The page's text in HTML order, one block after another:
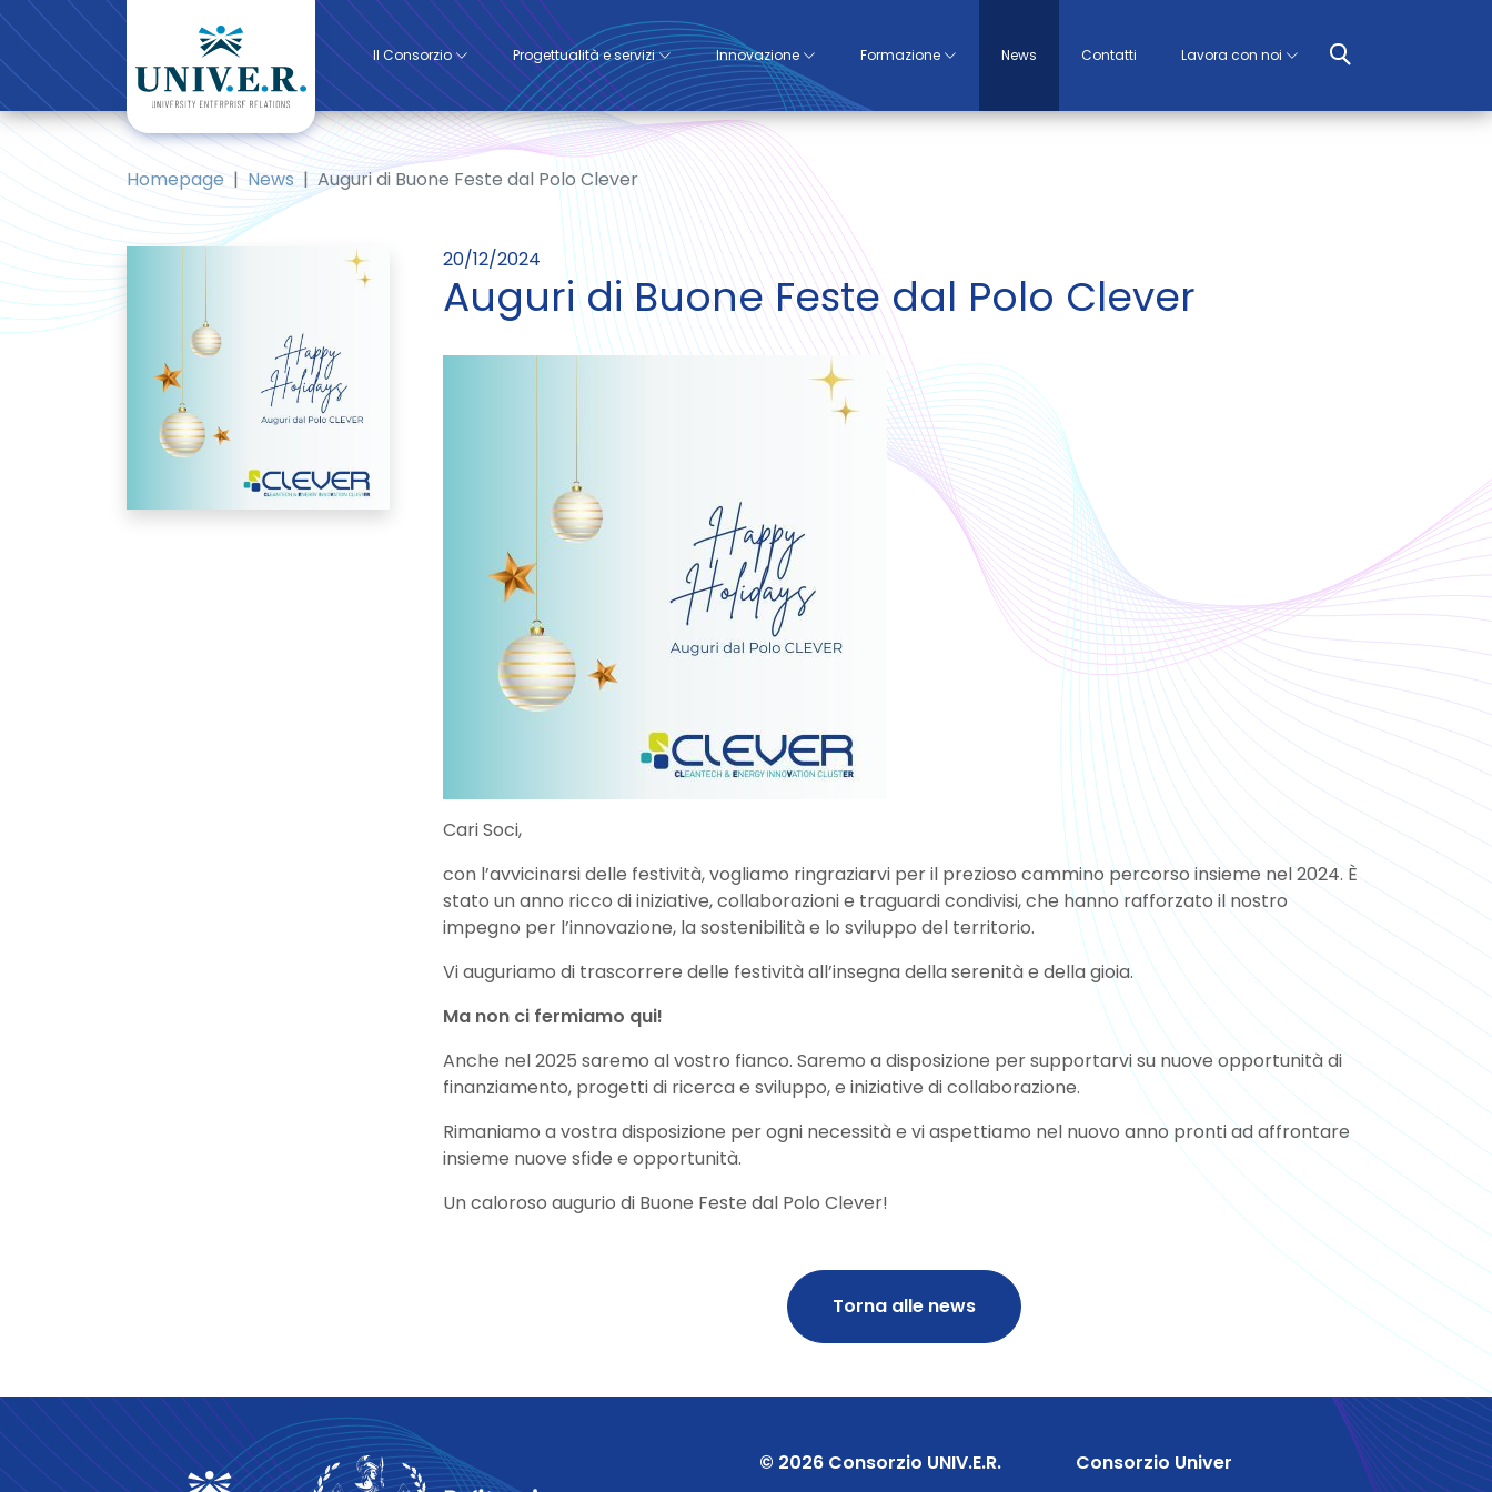
Il Consorzio Progettualità e servizi Innovazione Formazione News Contatti Lavora con noi
Homepage News Auguri di Buone Feste dal Polo Clever
20/12/2024
Auguri di Buone Feste dal Polo Clever
Cari Soci,
con l’avvicinarsi delle festività, vogliamo ringraziarvi per il prezioso cammino percorso insieme nel 2024. È
stato un anno ricco di iniziative, collaborazioni e traguardi condivisi, che hanno rafforzato il nostro
impegno per l’innovazione, la sostenibilità e lo sviluppo del territorio.
Vi auguriamo di trascorrere delle festività all’insegna della serenità e della gioia.
Ma non ci fermiamo qui!
Anche nel 2025 saremo al vostro fianco. Saremo a disposizione per supportarvi su nuove opportunità di
finanziamento, progetti di ricerca e sviluppo, e iniziative di collaborazione.
Rimaniamo a vostra disposizione per ogni necessità e vi aspettiamo nel nuovo anno pronti ad affrontare
insieme nuove sfide e opportunità.
Un caloroso augurio di Buone Feste dal Polo Clever!
Torna alle news
© 2026 Consorzio UNIV.E.R. Consorzio Univer